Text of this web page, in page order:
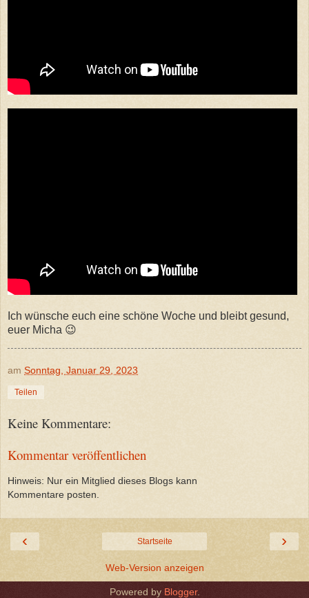
Ich wünsche euch eine schöne Woche und bleibt gesund,
euer Micha 😉
am Sonntag, Januar 29, 2023
Teilen
Keine Kommentare:
Kommentar veröffentlichen
Hinweis: Nur ein Mitglied dieses Blogs kann
Kommentare posten.
‹ ›
Startseite
Web-Version anzeigen
Powered by Blogger.